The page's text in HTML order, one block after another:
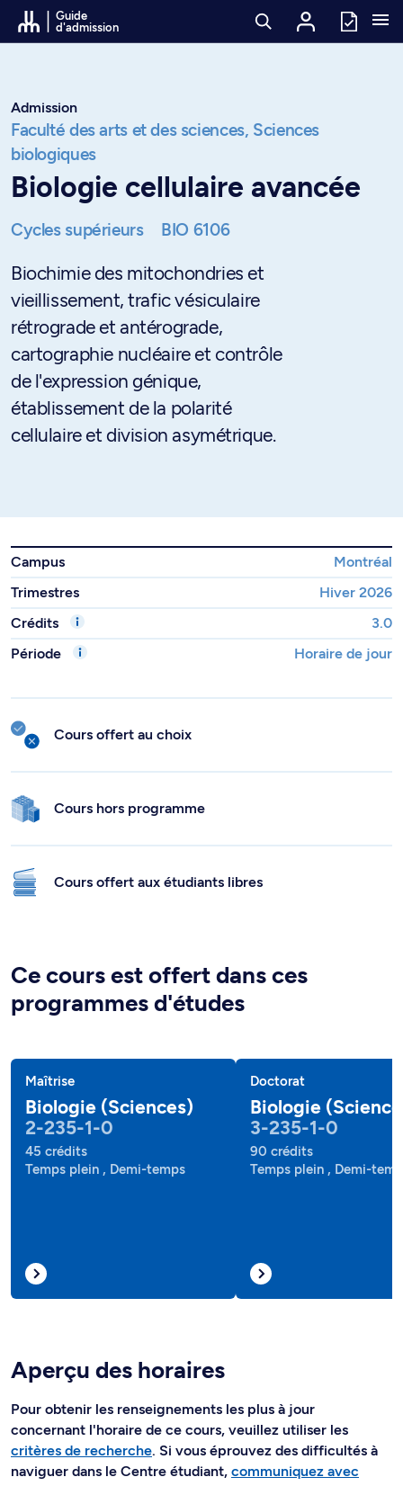
Passer au contenu
Guide
d'admission
Admission
Faculté des arts et des sciences, Sciences
biologiques
Biologie cellulaire avancée
Cycles supérieurs BIO 6106
Biochimie des mitochondries et
vieillissement, trafic vésiculaire
rétrograde et antérograde,
cartographie nucléaire et contrôle
de l'expression génique,
établissement de la polarité
cellulaire et division asymétrique.
Campus
Montréal
Trimestres
Hiver 2026
Crédits
3.0
Période
Horaire de jour
Cours offert au choix
Cours hors programme
Cours offert aux étudiants libres
Ce cours est offert dans ces
programmes d'études
Maîtrise
Biologie (Sciences)
2-235-1-0
45 crédits
Temps plein , Demi-temps
Doctorat
Biologie
3-235-1-0
90 crédits
Temps plein , Demi-
Aperçu des horaires
Pour obtenir les renseignements les plus à jour
concernant l'horaire de ce cours, veuillez utiliser les
critères de recherche. Si vous éprouvez des difficultés à
naviguer dans le Centre étudiant, communiquez avec